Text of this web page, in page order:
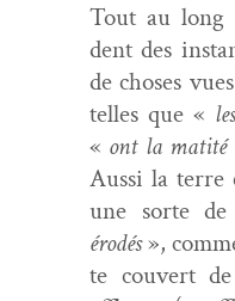
Tout au long
dent des
de choses
telles que «
« ont la matité
Aus­si la terre
une sorte
érodés»,
te cou­vert